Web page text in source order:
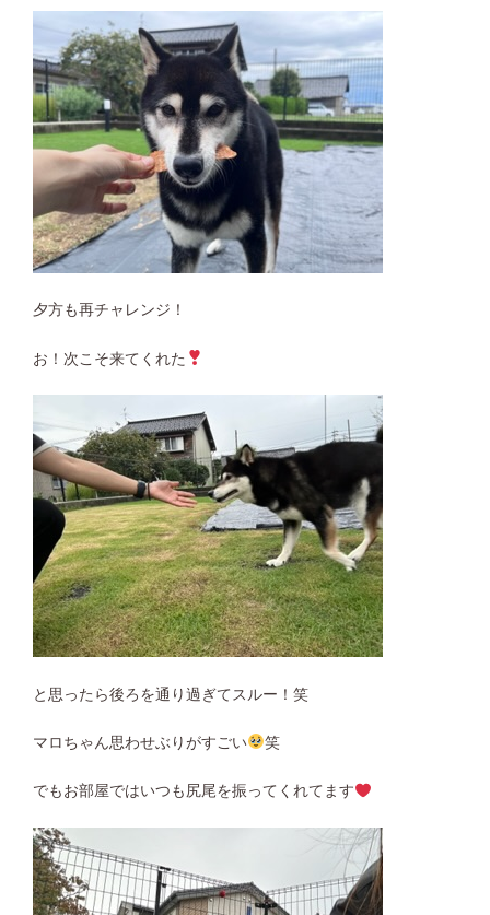
夕方も再チャレンジ！
お！次こそ来てくれた
と思ったら後ろを通り過ぎてスルー！笑
マロちゃん思わせぶりがすごい 笑
でもお部屋ではいつも尻尾を振ってくれてます